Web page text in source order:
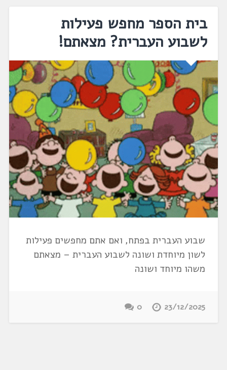
בית הספר מחפש פעילות
לשבוע העברית? מצאתם!
שבוע העברית בפתח, ואם אתם מחפשים פעילות
לשון מיוחדת ושונה לשבוע העברית – מצאתם
משהו מיוחד ושונה
23/12/2025
0